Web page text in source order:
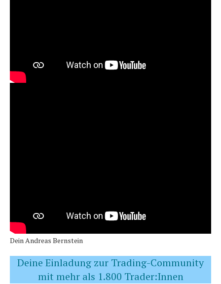
Dein Andreas Bernstein
Deine Einladung zur Trading-Community
mit mehr als 1.800 Trader:Innen